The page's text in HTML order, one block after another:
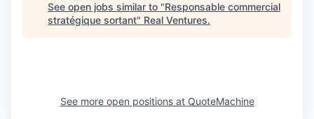
See open jobs similar to "Responsable commercial
stratégique sortant" Real Ventures.
See more open positions at QuoteMachine